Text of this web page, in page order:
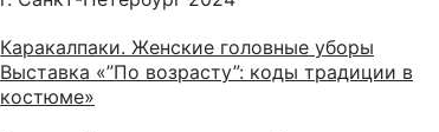
Каракалпаки. Женские головные уборы
Выставка «”По возрасту”: коды традиции в
костюме»